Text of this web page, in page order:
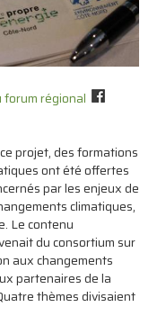
forum régional
projet, des formations
ont été offertes
par les enjeux de
climatiques,
Le contenu
du consortium sur
aux changements
partenaires de la
thèmes divisaient